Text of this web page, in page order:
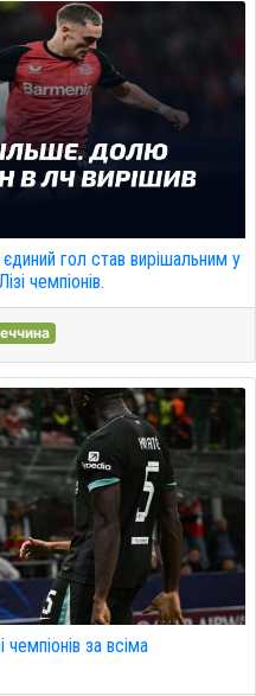
гол став вирішальним у
чемпіонів.
за всіма